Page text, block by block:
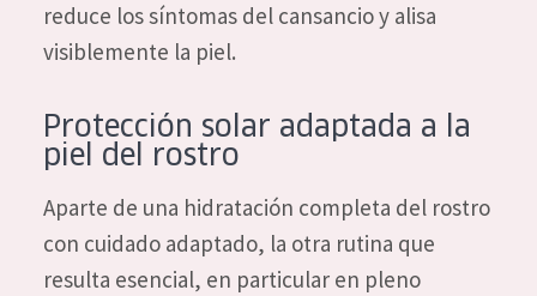
reduce los síntomas del cansancio y alisa
visiblemente la piel.
Protección solar adaptada a la
piel del rostro
Aparte de una hidratación completa del rostro
con cuidado adaptado, la otra rutina que
resulta esencial, en particular en pleno